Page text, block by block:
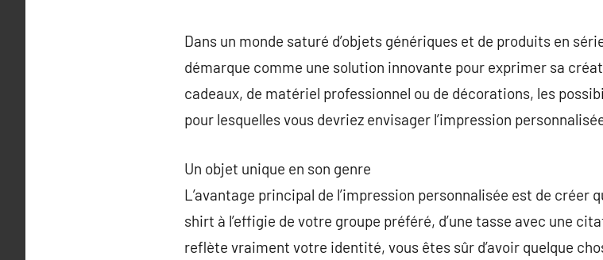
Dans un monde saturé d’objets génériques et de produits en
démarque comme une solution innovante pour exprimer sa
cadeaux, de matériel professionnel ou de décorations, les
pour lesquelles vous devriez envisager l’impression
Un objet unique en son genre
L’avantage principal de l’impression personnalisée est de créer
shirt à l’effigie de votre groupe préféré, d’une tasse avec une
reflète vraiment votre identité, vous êtes sûr d’avoir quelque